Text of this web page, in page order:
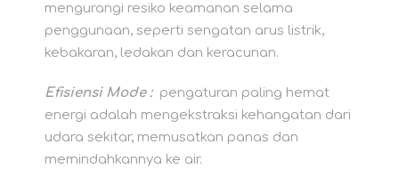
mengurangi resiko keamanan selama
penggunaan, seperti sengatan arus listrik,
kebakaran, ledakan dan keracunan.
Efisiensi Mode :pengaturan paling hemat
energi adalah mengekstraksi kehangatan dari
udara sekitar, memusatkan panas dan
memindahkannya ke air.